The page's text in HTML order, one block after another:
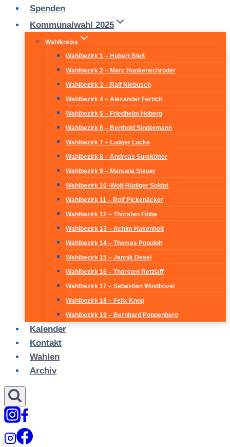
Spenden
Kommunalwahl 2025
Wahlkreise
Wahlbezirk 1 – Hubert Bleß
Wahlbezirk 2 – Marc Hunkenschröder
Wahlbezirk 3 – Ralf Niebusch
Wahlbezirk 4 – Alexander Fertich
Wahlbezirk 5 – Friedhelm Hoberg
Wahlbezirk 6 – Berthold Sindermann
Wahlbezirk 7 – Ludger Lücke
Wahlbezirk 8 – Andreas Sumkötter
Wahlbezirk 9 – Manuela Steuer
Wahlbezirk 10 -Wolf-Rüdiger Soldat
Wahlbezirk 11 – Rolf Pickenäcker
Wahlbezirk 12 – Thorsten Fibbe
Wahlbezirk 13 – Achim Hakenholt
Wahlbezirk 14 – Thomas Populoh
Wahlbezirk 15 – Jannik Desel
Wahlbezirk 16 – Thorsten Retzlaff
Wahlbezirk 17 – Sebastian Windhövel
Wahlbezirk 18 – Felix Knop
Wahlbezirk 19 – Bernhard Poppenberg
Kalender
Kontakt
Wahlen
Archiv